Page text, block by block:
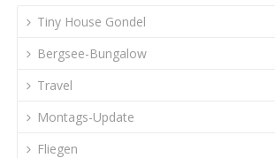
Tiny House Gondel
Bergsee-Bungalow
Travel
Montags-Update
Fliegen